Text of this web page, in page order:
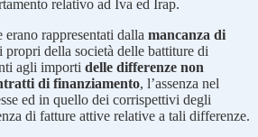
relativo ad Iva ed Irap.
rappresentati dalla mancanza di
propri della società delle battiture di
agli importi delle differenze non
di finanziamento, l’assenza nel
ed in quello dei corrispettivi degli
di fatture attive relative a tali differenze.